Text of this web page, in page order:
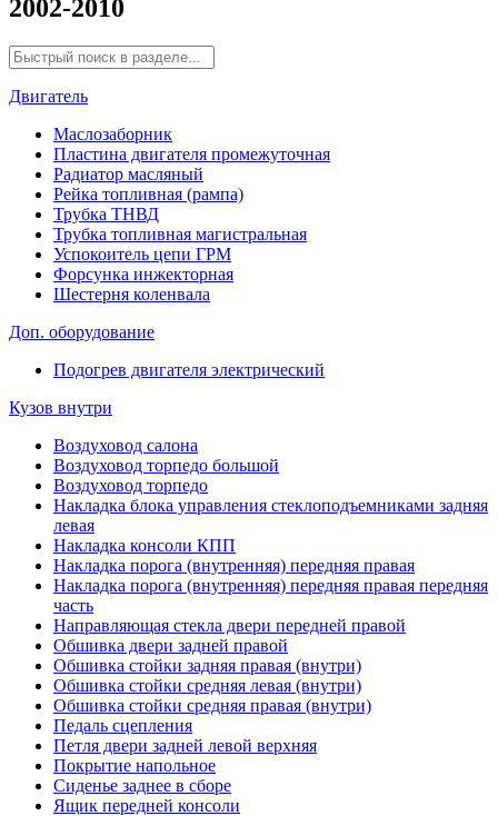
2002-2010
Двигатель
Маслозаборник
Пластина двигателя промежуточная
Радиатор масляный
Рейка топливная (рампа)
Трубка ТНВД
Трубка топливная магистральная
Успокоитель цепи ГРМ
Форсунка инжекторная
Шестерня коленвала
Доп. оборудование
Подогрев двигателя электрический
Кузов внутри
Воздуховод салона
Воздуховод торпедо большой
Воздуховод торпедо
Накладка блока управления стеклоподъемниками задняя
левая
Накладка консоли КПП
Накладка порога (внутренняя) передняя правая
Накладка порога (внутренняя) передняя правая передняя
часть
Направляющая стекла двери передней правой
Обшивка двери задней правой
Обшивка стойки задняя правая (внутри)
Обшивка стойки средняя левая (внутри)
Обшивка стойки средняя правая (внутри)
Педаль сцепления
Петля двери задней левой верхняя
Покрытие напольное
Сиденье заднее в сборе
Ящик передней консоли